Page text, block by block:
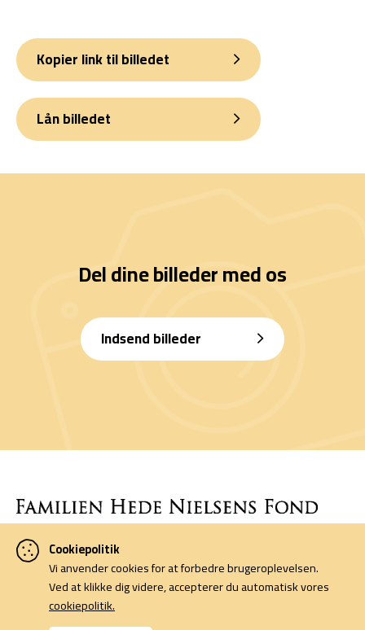
Kopier link til billedet
Lån billedet
Del dine billeder med os
Indsend billeder
Denne side er finansieret af Familien Hede Nielsens Fond og drives
af foreningen Horsens Billeders Venner.
Cookiepolitik
Cookiepolitik
Vi anvender cookies for at forbedre brugeroplevelsen.
Ved at klikke dig videre, accepterer du automatisk vores
cookiepolitik.